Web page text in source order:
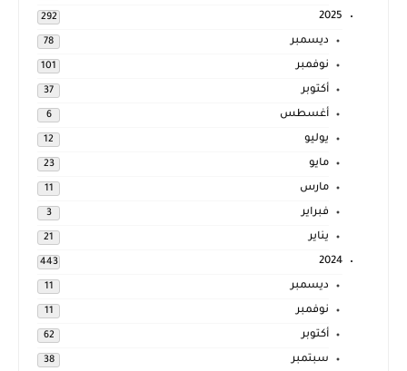
2025
292
ديسمبر 78
نوفمبر 101
أكتوبر 37
أغسطس 6
يوليو 12
مايو 23
مارس 11
فبراير 3
يناير 21
2024
443
ديسمبر 11
نوفمبر 11
أكتوبر 62
سبتمبر 38